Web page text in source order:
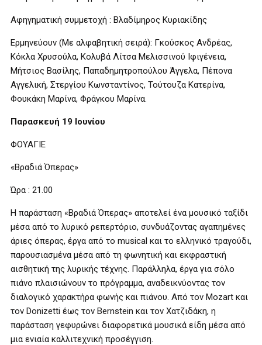
Αφηγηματική συμμετοχή : Βλαδίμηρος Κυριακίδης
Ερμηνεύουν (Με αλφαβητική σειρά): Γκούσκος Ανδρέας,
Κόκλα Χρυσούλα, Κολυβά Λίτσα Μελισσινού Ιφιγένεια,
Μήτσιος Βασίλης, Παπαδημητροπούλου Άγγελα, Πέπονα
Αγγελική, Στεργίου Κωνσταντίνος, Τούτουζα Κατερίνα,
Φουκάκη Μαρίνα, Φράγκου Μαρίνα.
Παρασκευή 19 Ιουνίου
ΦΟΥΑΓΙΕ
«Βραδιά Όπερας»
Ώρα : 21.00
Η παράσταση «Βραδιά Όπερας» αποτελεί ένα μουσικό ταξίδι
μέσα από το λυρικό ρεπερτόριο, συνδυάζοντας αγαπημένες
άριες όπερας, έργα από το musical και το ελληνικό τραγούδι,
παρουσιασμένα μέσα από τη φωνητική και εκφραστική
αισθητική της λυρικής τέχνης. Παράλληλα, έργα για σόλο
πιάνο πλαισιώνουν το πρόγραμμα, αναδεικνύοντας τον
διαλογικό χαρακτήρα φωνής και πιάνου. Από τον Mozart και
τον Donizetti έως τον Bernstein και τον Χατζιδάκη, η
παράσταση γεφυρώνει διαφορετικά μουσικά είδη μέσα από
μια ενιαία καλλιτεχνική προσέγγιση.